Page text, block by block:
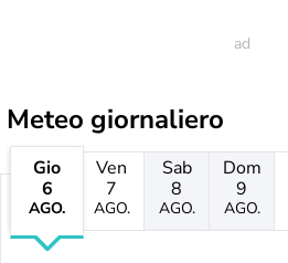
Meteo giornaliero
Gio
6
AGO.
Ven
7
AGO.
Sab
8
AGO.
Dom
9
AGO.